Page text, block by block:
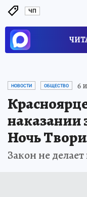
ЧП
НОВОСТИ ОБЩЕСТВО 6
наказании
Ночь
Закон не